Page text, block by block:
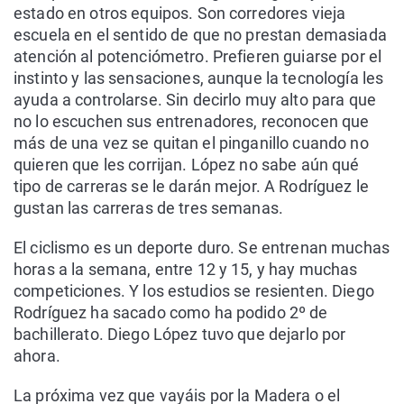
estado en otros equipos. Son corredores vieja
escuela en el sentido de que no prestan demasiada
atención al potenciómetro. Prefieren guiarse por el
instinto y las sensaciones, aunque la tecnología les
ayuda a controlarse. Sin decirlo muy alto para que
no lo escuchen sus entrenadores, reconocen que
más de una vez se quitan el pinganillo cuando no
quieren que les corrijan. López no sabe aún qué
tipo de carreras se le darán mejor. A Rodríguez le
gustan las carreras de tres semanas.
El ciclismo es un deporte duro. Se entrenan muchas
horas a la semana, entre 12 y 15, y hay muchas
competiciones. Y los estudios se resienten. Diego
Rodríguez ha sacado como ha podido 2º de
bachillerato. Diego López tuvo que dejarlo por
ahora.
La próxima vez que vayáis por la Madera o el